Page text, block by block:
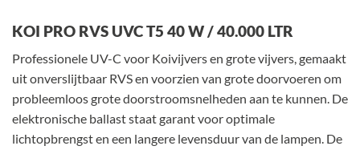
KOI PRO RVS UVC T5 40 W / 40.000 LTR
Professionele UV-C voor Koivijvers en grote vijvers, gemaakt
uit onverslijtbaar RVS en voorzien van grote doorvoeren om
probleemloos grote doorstroomsnelheden aan te kunnen. De
elektronische ballast staat garant voor optimale
lichtopbrengst en een langere levensduur van de lampen. De